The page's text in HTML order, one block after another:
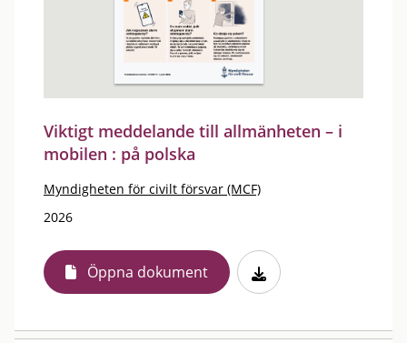
Viktigt meddelande till allmänheten – i
mobilen : på polska
Myndigheten för civilt försvar (MCF)
2026
Öppna dokument